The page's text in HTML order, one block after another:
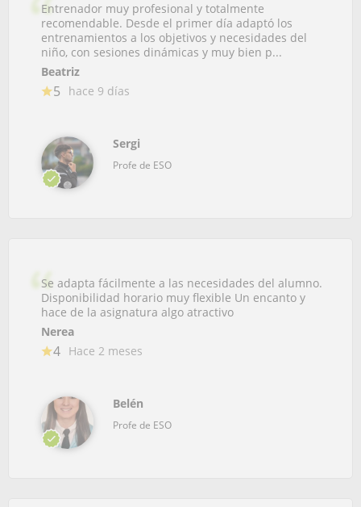
Entrenador muy profesional y totalmente
recomendable. Desde el primer día adaptó los
entrenamientos a los objetivos y necesidades del
niño, con sesiones dinámicas y muy bien p...
Beatriz
5 hace 9 días
Sergi
Profe de ESO
Se adapta fácilmente a las necesidades del alumno.
Disponibilidad horario muy flexible Un encanto y
hace de la asignatura algo atractivo
Nerea
4 Hace 2 meses
Belén
Profe de ESO